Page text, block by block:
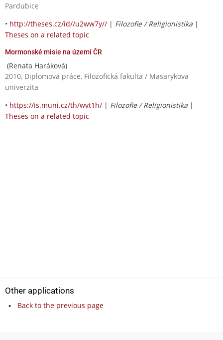
Pardubice
• http://theses.cz/id//u2ww7y// | Filozofie / Religionistika |
Theses on a related topic
Mormonské misie na území ČR
(Renata Haráková)
2010, Diplomová práce, Filozofická fakulta / Masarykova
univerzita
• https://is.muni.cz/th/wvt1h/ | Filozofie / Religionistika |
Theses on a related topic
Other applications
Back to the previous page